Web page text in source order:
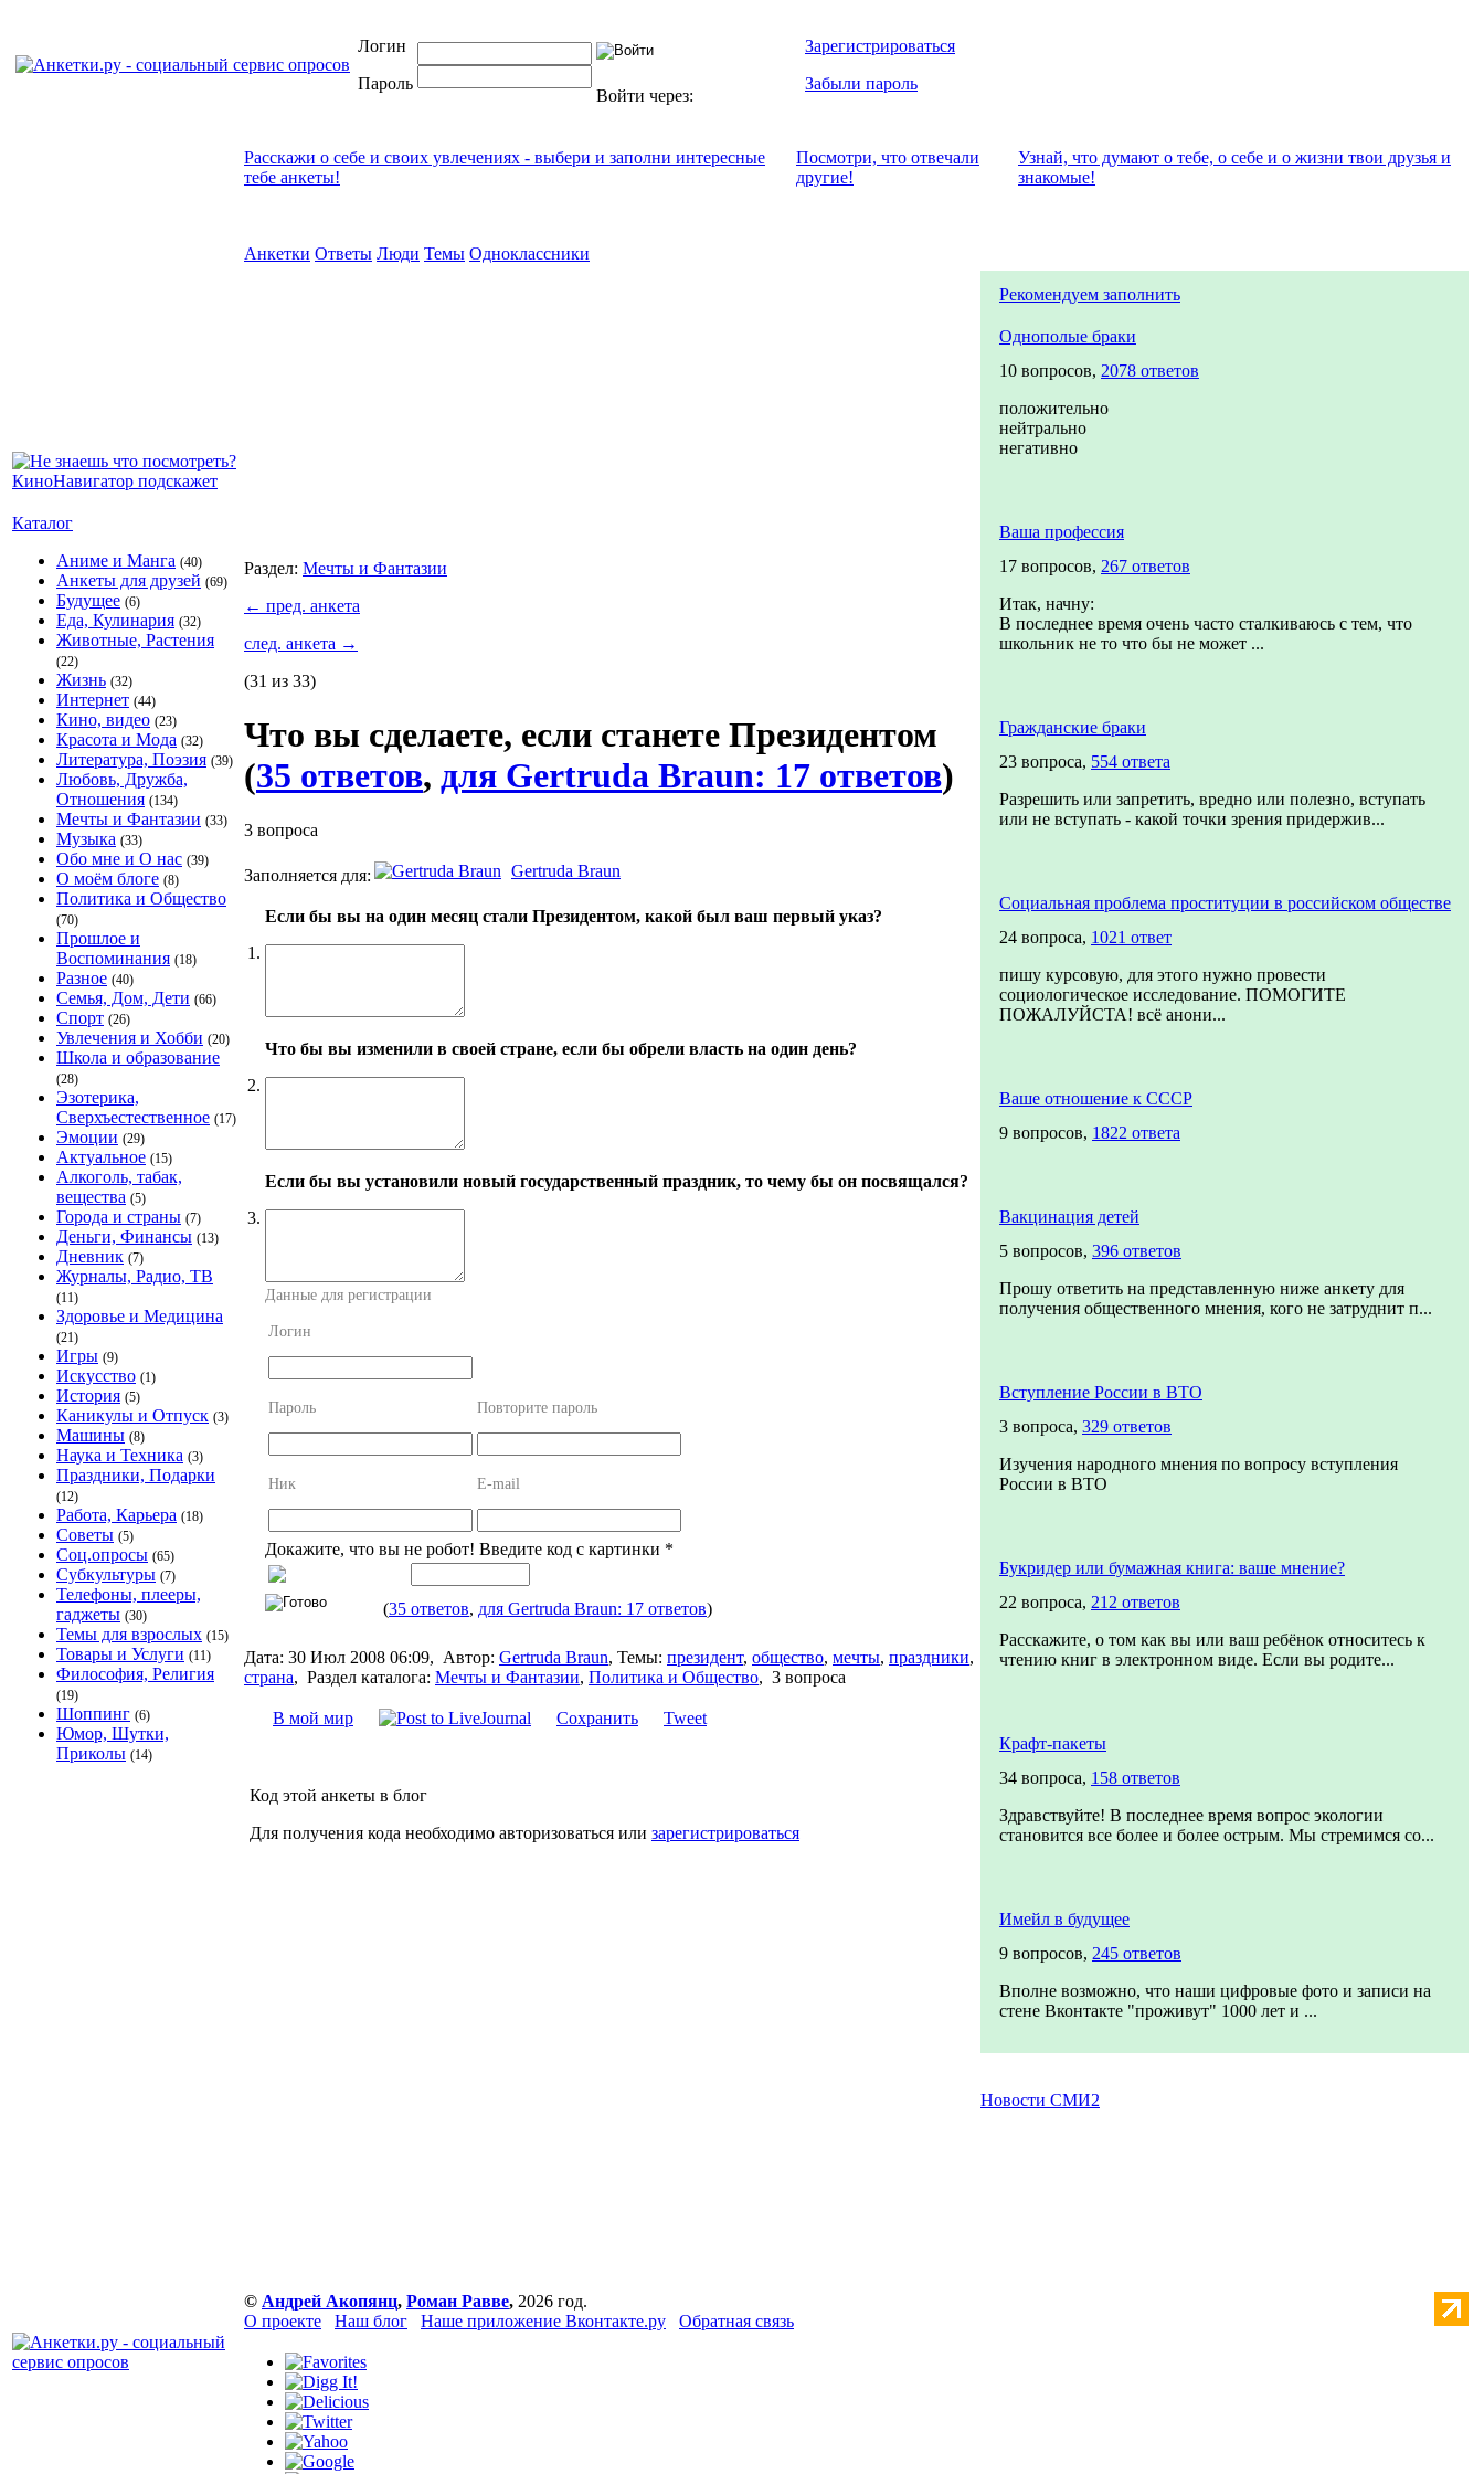
Логин
Пароль
Войти через:
Зарегистрироваться
Забыли пароль
Каталог
Аниме и Манга (40)
Анкеты для друзей (69)
Будущее (6)
Еда, Кулинария (32)
Животные, Растения
(22)
Жизнь (32)
Интернет (44)
Кино, видео (23)
Красота и Мода (32)
Литература, Поэзия (39)
Любовь, Дружба,
Отношения (134)
Мечты и Фантазии (33)
Музыка (33)
Обо мне и О нас (39)
О моём блоге (8)
Политика и Общество
(70)
Прошлое и
Воспоминания (18)
Разное (40)
Семья, Дом, Дети (66)
Спорт (26)
Увлечения и Хобби (20)
Школа и образование
(28)
Эзотерика,
Сверхъестественное (17)
Эмоции (29)
Актуальное (15)
Алкоголь, табак,
вещества (5)
Города и страны (7)
Деньги, Финансы (13)
Дневник (7)
Журналы, Радио, ТВ
(11)
Здоровье и Медицина
(21)
Игры (9)
Искусство (1)
История (5)
Каникулы и Отпуск (3)
Машины (8)
Наука и Техника (3)
Праздники, Подарки
(12)
Работа, Карьера (18)
Советы (5)
Соц.опросы (65)
Субкультуры (7)
Телефоны, плееры,
гаджеты (30)
Темы для взрослых (15)
Товары и Услуги (11)
Философия, Религия
(19)
Шоппинг (6)
Юмор, Шутки,
Приколы (14)
Расскажи о себе и своих увлечениях - выбери и заполни интересные
тебе анкеты!
Посмотри, что отвeчали
другие!
Узнай, что думают о тебе, о себе и о жизни твои друзья и
знакомые!
Анкетки Ответы Люди Темы Одноклассники
Раздел: Мечты и Фантазии
← пред. анкета
след. анкета →
(31 из 33)
Что вы сделаете, если станете Президентом
(35 ответов, для Gertruda Braun: 17 ответов)
3 вопроса
Заполняется для: Gertruda Braun
1.
Если бы вы на один месяц стали Президентом, какой был ваш первый указ?
2.
Что бы вы изменили в своей стране, если бы обрели власть на один день?
3.
Если бы вы установили новый государственный праздник, то чему бы он посвящался?
Данные для регистрации
Логин
Пароль Повторите пароль
Ник E-mail
Докажите, что вы не робот! Введите код с картинки *
(35 ответов, для Gertruda Braun: 17 ответов)
Дата: 30 Июл 2008 06:09, Автор: Gertruda Braun, Темы: президент, общество, мечты, праздники,
страна, Раздел каталога: Мечты и Фантазии, Политика и Общество, 3 вопроса
В мой мир Сохранить Tweet
Код этой анкеты в блог
Для получения кода необходимо авторизоваться или зарегистрироваться
Рекомендуем заполнить
Однополые браки
10 вопросов, 2078 ответов
положительно
нейтрально
негативно
Ваша профессия
17 вопросов, 267 ответов
Итак, начну:
В последнее время очень часто сталкиваюсь с тем, что
школьник не то что бы не может ...
Гражданские браки
23 вопроса, 554 ответа
Разрешить или запретить, вредно или полезно, вступать
или не вступать - какой точки зрения придержив...
Социальная проблема проституции в российском обществе
24 вопроса, 1021 ответ
пишу курсовую, для этого нужно провести
социологическое исследование. ПОМОГИТЕ
ПОЖАЛУЙСТА! всё анони...
Ваше отношение к СССР
9 вопросов, 1822 ответа
Вакцинация детей
5 вопросов, 396 ответов
Прошу ответить на представленную ниже анкету для
получения общественного мнения, кого не затруднит п...
Вступление России в ВТО
3 вопроса, 329 ответов
Изучения народного мнения по вопросу вступления
России в ВТО
Букридер или бумажная книга: ваше мнение?
22 вопроса, 212 ответов
Расскажите, о том как вы или ваш ребёнок относитесь к
чтению книг в электронном виде. Если вы родите...
Крафт-пакеты
34 вопроса, 158 ответов
Здравствуйте! В последнее время вопрос экологии
становится все более и более острым. Мы стремимся со...
Имейл в будущее
9 вопросов, 245 ответов
Вполне возможно, что наши цифровые фото и записи на
стене Вконтакте "проживут" 1000 лет и ...
Новости СМИ2
© Андрей Акопянц, Роман Равве, 2026 год.
О проекте
Наш блог Наше приложение Вконтакте.ру Обратная связь